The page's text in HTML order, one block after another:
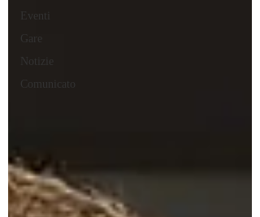
Eventi
Gare
Notizie
Comunicato